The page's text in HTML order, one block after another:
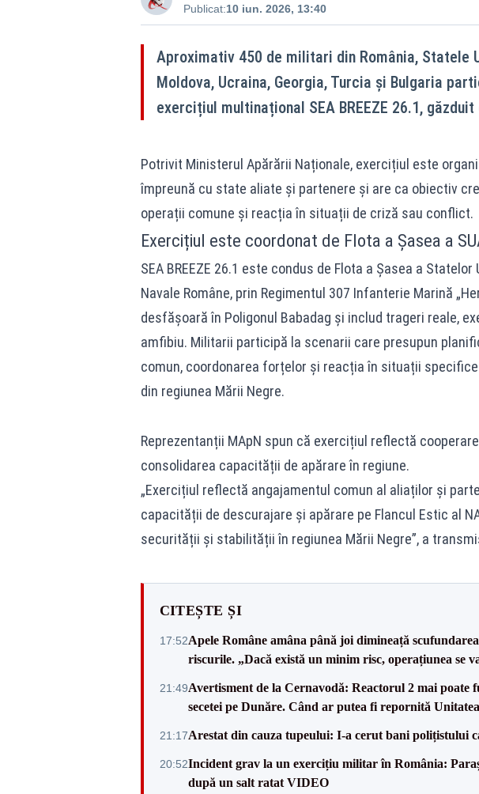
Publicat:10 iun. 2026, 13:40
Aproximativ 450 de militari din România, Statele
Moldova, Ucraina, Georgia, Turcia și Bulgaria
exercițiul multinațional SEA BREEZE 26.1, găzduit
Potrivit Ministerul Apărării Naționale, exercițiul este
împreună cu state aliate și partenere și are ca obiectiv
operații comune și reacția în situații de criză sau conflict.
Exercițiul este coordonat de Flota a Șasea a
SEA BREEZE 26.1 este condus de Flota a Șasea a
Navale Române, prin Regimentul 307 Infanterie Marină
desfășoară în Poligonul Babadag și includ trageri reale,
amfibiu. Militarii participă la scenarii care presupun
comun, coordonarea forțelor și reacția în situații
din regiunea Mării Negre.
Reprezentanții MApN spun că exercițiul reflectă
consolidarea capacității de apărare în regiune.
„Exercițiul reflectă angajamentul comun al aliaților și
capacității de descurajare și apărare pe Flancul Estic al
securității și stabilității în regiunea Mării Negre”, a
CITEȘTE ȘI
17:52Apele Române amâna până joi dimineață
riscurile. „Dacă există un minim risc, operațiunea se
21:49Avertisment de la Cernavodă: Reactorul 2 mai poate
secetei pe Dunăre. Când ar putea fi repornită
21:17Arestat din cauza tupeului: I-a cerut bani polițistului
20:52Incident grav la un exercițiu militar în România:
după un salt ratat VIDEO